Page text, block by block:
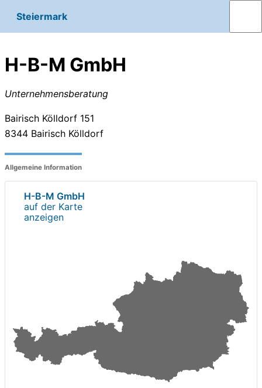
Steiermark
H-B-M GmbH
Unternehmensberatung
Bairisch Kölldorf 151
8344 Bairisch Kölldorf
Allgemeine Information
H-B-M GmbH
auf der Karte
anzeigen